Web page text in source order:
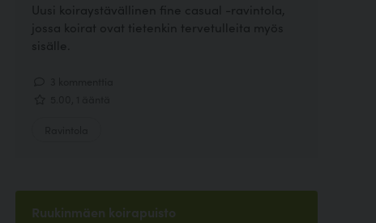
Uusi koiraystävällinen fine casual -ravintola,
jossa koirat ovat tietenkin tervetulleita myös
sisälle.
Ruukinmäen koirapuisto